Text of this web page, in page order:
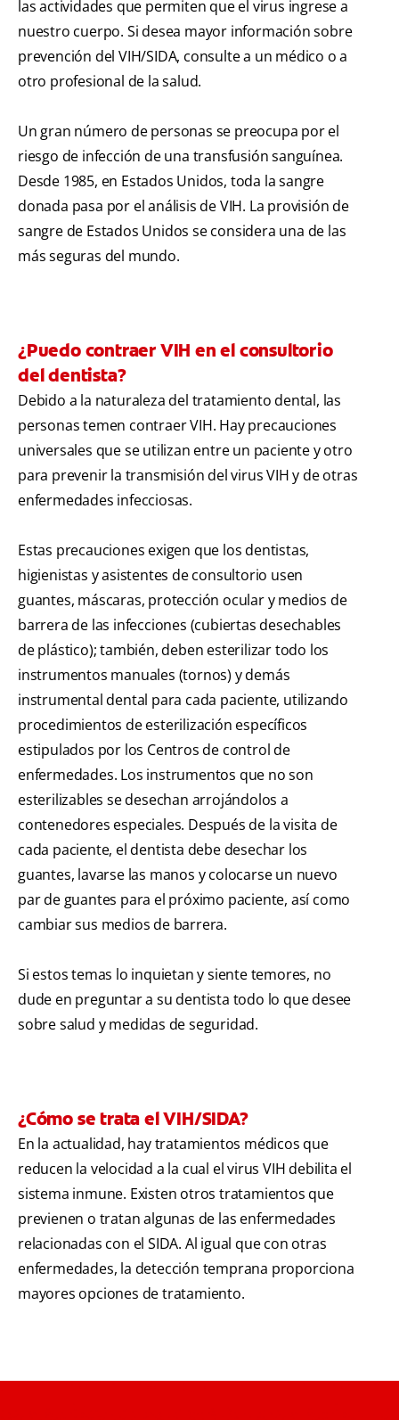
las actividades que permiten que el virus ingrese a
nuestro cuerpo. Si desea mayor información sobre
prevención del VIH/SIDA, consulte a un médico o a
otro profesional de la salud.
Un gran número de personas se preocupa por el
riesgo de infección de una transfusión sanguínea.
Desde 1985, en Estados Unidos, toda la sangre
donada pasa por el análisis de VIH. La provisión de
sangre de Estados Unidos se considera una de las
más seguras del mundo.
¿Puedo contraer VIH en el consultorio
del dentista?
Debido a la naturaleza del tratamiento dental, las
personas temen contraer VIH. Hay precauciones
universales que se utilizan entre un paciente y otro
para prevenir la transmisión del virus VIH y de otras
enfermedades infecciosas.
Estas precauciones exigen que los dentistas,
higienistas y asistentes de consultorio usen
guantes, máscaras, protección ocular y medios de
barrera de las infecciones (cubiertas desechables
de plástico); también, deben esterilizar todo los
instrumentos manuales (tornos) y demás
instrumental dental para cada paciente, utilizando
procedimientos de esterilización específicos
estipulados por los Centros de control de
enfermedades. Los instrumentos que no son
esterilizables se desechan arrojándolos a
contenedores especiales. Después de la visita de
cada paciente, el dentista debe desechar los
guantes, lavarse las manos y colocarse un nuevo
par de guantes para el próximo paciente, así como
cambiar sus medios de barrera.
Si estos temas lo inquietan y siente temores, no
dude en preguntar a su dentista todo lo que desee
sobre salud y medidas de seguridad.
¿Cómo se trata el VIH/SIDA?
En la actualidad, hay tratamientos médicos que
reducen la velocidad a la cual el virus VIH debilita el
sistema inmune. Existen otros tratamientos que
previenen o tratan algunas de las enfermedades
relacionadas con el SIDA. Al igual que con otras
enfermedades, la detección temprana proporciona
mayores opciones de tratamiento.